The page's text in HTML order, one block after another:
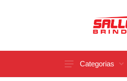
Categorias